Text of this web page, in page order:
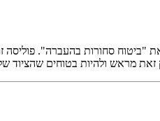
"ביטוח סחורות בהעברה".
מראש ולהיות בטוחים שהציוד